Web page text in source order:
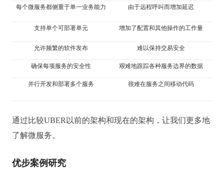
每个微服务都侧重于单一业务能力 由于远程呼叫而增加延迟
支持单个可部署单元 增加了配置和其他操作的工作量
允许频繁的软件发布 难以保持交易安全
确保每项服务的安全性 艰难地跟踪各种服务边界的数据
并行开发和部署多个服务 很难在服务之间移动代码
通过比较UBER以前的架构和现在的架构，让我们更多地
了解微服务。
优步案例研究